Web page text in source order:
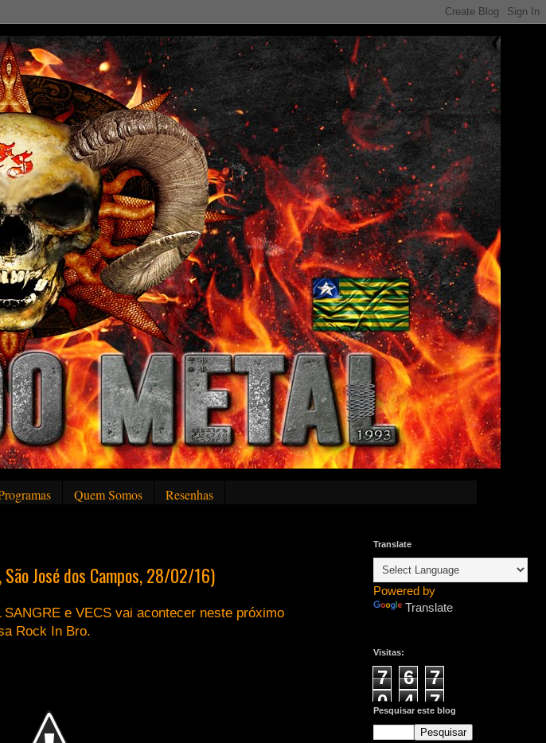
Quem Somos Resenhas
José dos Campos, 28/02/16)
e VECS vai acontecer neste próximo
Rock In Bro.
Translate
Powered by
Translate
Visitas:
7 6
7
0
4 7
Pesquisar este blog